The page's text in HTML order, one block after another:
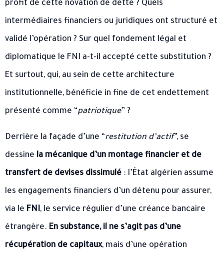
profit de cette novation de dette ? Quels
intermédiaires financiers ou juridiques ont structuré et
validé l’opération ? Sur quel fondement légal et
diplomatique le FNI a-t-il accepté cette substitution ?
Et surtout, qui, au sein de cette architecture
institutionnelle, bénéficie in fine de cet endettement
présenté comme “patriotique” ?
Derrière la façade d’une “restitution d’actif”, se
dessine la mécanique d’un montage financier et de
transfert de devises dissimulé : l’État algérien assume
les engagements financiers d’un détenu pour assurer,
via le FNI, le service régulier d’une créance bancaire
étrangère. En substance, il ne s’agit pas d’une
récupération de capitaux, mais d’une opération